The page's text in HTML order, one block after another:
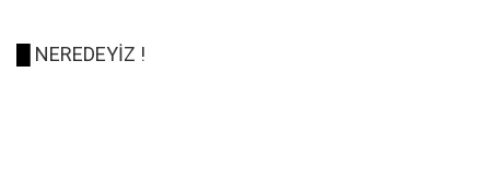
NEREDEYİZ !